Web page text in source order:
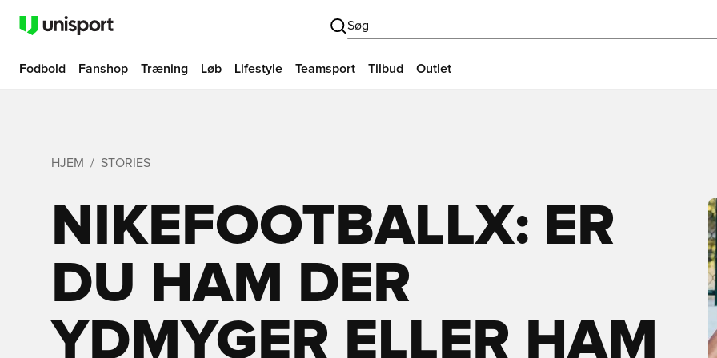
Søg
Fodbold Fanshop Træning Løb Lifestyle Teamsport Tilbud Outlet
HJEM STORIES
NIKEFOOTBALLX: ER
DU HAM DER
YDMYGER ELLER HAM